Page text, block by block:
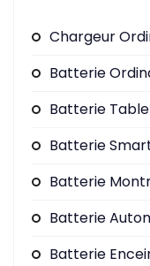
Chargeur
Batterie
Batterie
Batterie
Batterie
Batterie
Batterie